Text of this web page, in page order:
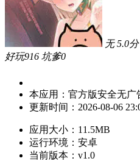
无 5.0分
好玩916 坑爹0
本应用： 官方版安全无广
更新时间： 2026-08-06
应用大小： 11.5MB
运行环境： 安卓
当前版本： v1.0